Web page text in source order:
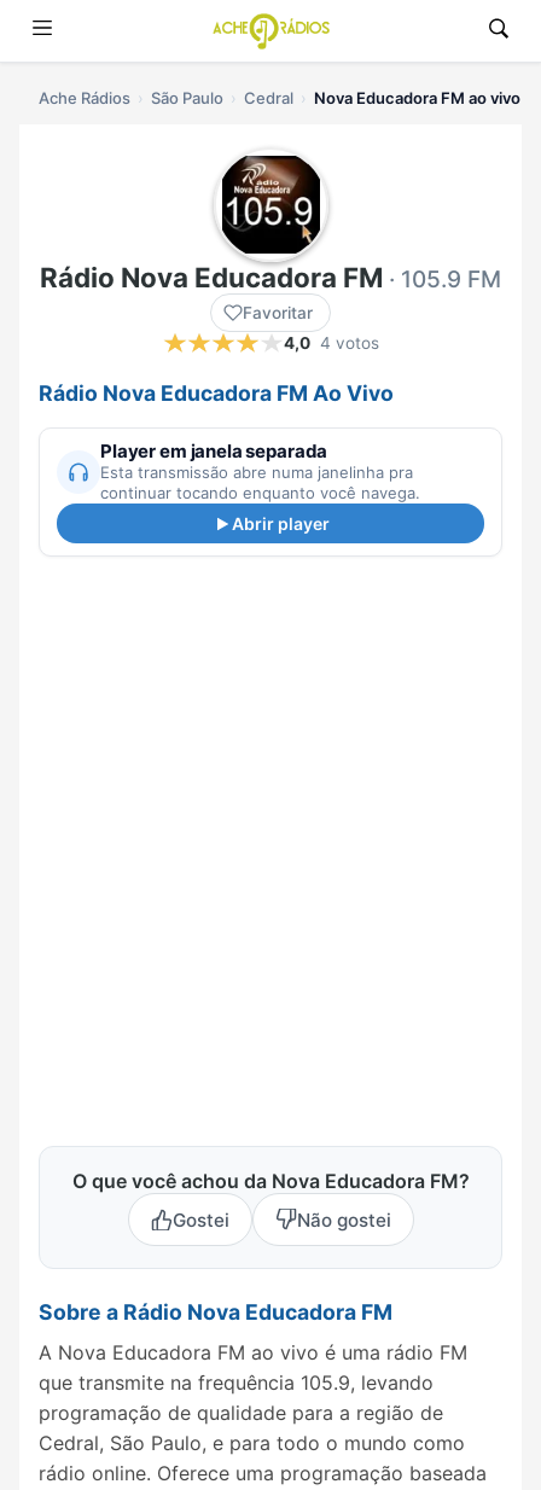
Ache Rádios São Paulo Cedral Nova Educadora FM ao vivo
Rádio Nova Educadora FM · 105.9 FM
Favoritar
4,0 4 votos
Rádio Nova Educadora FM Ao Vivo
Player em janela separada
Esta transmissão abre numa janelinha pra
continuar tocando enquanto você navega.
Abrir player
O que você achou da Nova Educadora FM?
Gostei Não gostei
Sobre a Rádio Nova Educadora FM
A Nova Educadora FM ao vivo é uma rádio FM
que transmite na frequência 105.9, levando
programação de qualidade para a região de
Cedral, São Paulo, e para todo o mundo como
rádio online. Oferece uma programação baseada